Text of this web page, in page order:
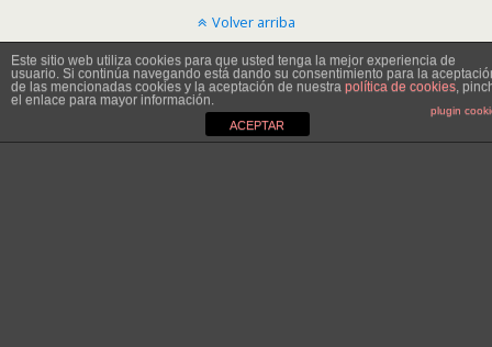
Volver arriba
Móvil Escritorio
Este sitio web utiliza cookies para que usted tenga la mejor experiencia de
usuario. Si continúa navegando está dando su consentimiento para la
de las mencionadas cookies y la aceptación de nuestra política de cookies,
el enlace para mayor información.
plugin
ACEPTAR